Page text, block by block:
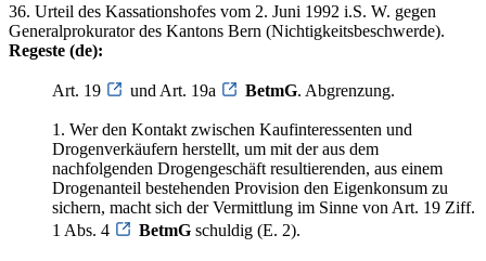
36. Urteil des Kassationshofes vom 2. Juni 1992 i.S. W. gegen
Generalprokurator des Kantons Bern (Nichtigkeitsbeschwerde).
Regeste (de):
Art. 19 und Art. 19a BetmG. Abgrenzung.
1. Wer den Kontakt zwischen Kaufinteressenten und
Drogenverkäufern herstellt, um mit der aus dem
nachfolgenden Drogengeschäft resultierenden, aus einem
Drogenanteil bestehenden Provision den Eigenkonsum zu
sichern, macht sich der Vermittlung im Sinne von Art. 19 Ziff.
1 Abs. 4
BetmG schuldig (E. 2).